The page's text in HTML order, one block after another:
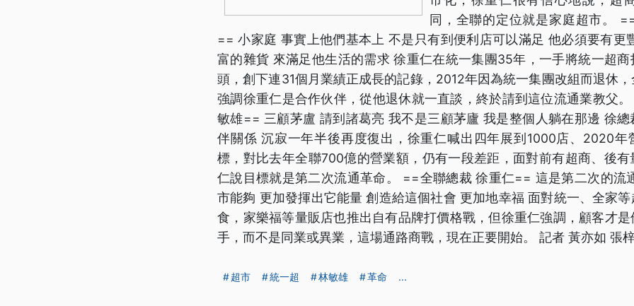
同，全聯的定位就是家庭超市。
== 小家庭 事實上他們基本上 不是只有到便利店可以滿足 他必須要有更
富的雜貨 來滿足他生活的需求 徐重仁在統一集團35年，一手將統一超
頭，創下連31個月業績正成長的記錄，2012年因為統一集團改組而退休
強調徐重仁是合作伙伴，從他退休就一直談，終於請到這位流通業教父
敏雄== 三顧茅盧 請到諸葛亮 我不是三顧茅廬 我是整個人躺在那邊 徐
伴關係 沉寂一年半後再度復出，徐重仁喊出四年展到1000店、2020年
標，對比去年全聯700億的營業額，仍有一段差距，面對前有超商、後
仁說目標就是第二次流通革命。 ==全聯總裁 徐重仁== 這是第二次的流
市能夠 更加發揮出它能量 創造給這個社會 更加地幸福 面對統一、全家
食，家樂福等量販店也推出自有品牌打價格戰，但徐重仁強調，顧客才
手，而不是同業或異業，這場通路商戰，現在正要開始。 記者 黃亦如 張
超市 統一超 林敏雄 革命 ...